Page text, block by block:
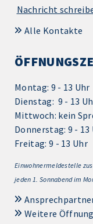
Nachricht
Alle Kontakte
Montag: 9 - 13 Uhr
Dienstag: 9 - 13
Mittwoch: kein
Donnerstag: 9 - 13
Freitag: 9 - 13 Uhr
Einwohnermeldestelle
jeden 1. Sonnabend im
Weitere